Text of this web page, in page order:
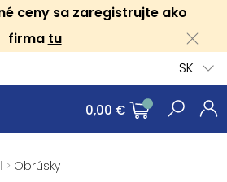
ceny sa zaregistrujte ako
firma tu
SK
0,00 €
> Obrúsky